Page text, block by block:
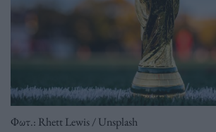
Φωτ.: Rhett Lewis / Unsplash